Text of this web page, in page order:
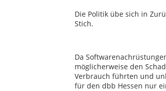
Die Politik übe sich in
Stich.
Da
möglicherweise den
Verbrauch führten und
für den dbb Hessen nur